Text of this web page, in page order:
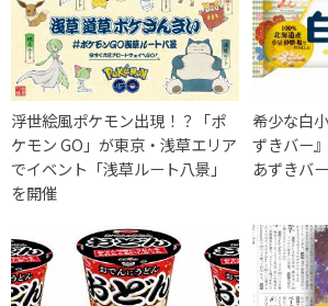
浮世絵風ポケモン出現！？「ポ
ケモン GO」が東京・浅草エリア
でイベント「浅草ルート八景」
を開催
希少な白
ずきバー
あずきバ